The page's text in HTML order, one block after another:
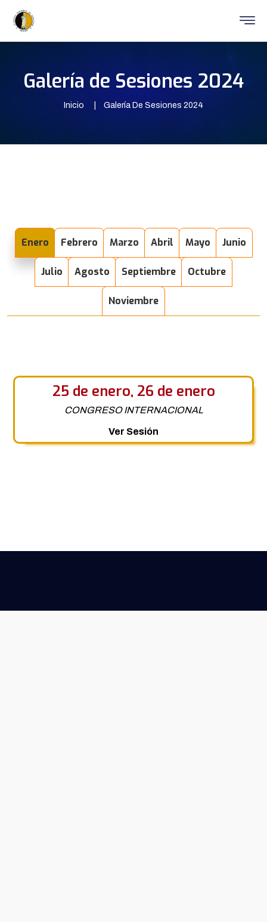
Galería de Sesiones 2024
Inicio Galería De Sesiones 2024
Enero Febrero Marzo Abril Mayo Junio
Julio Agosto Septiembre Octubre
Noviembre
25 de enero, 26 de enero
CONGRESO INTERNACIONAL
Ver Sesión